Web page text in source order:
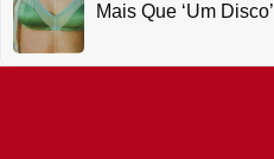
Mais Que ‘um Disco’